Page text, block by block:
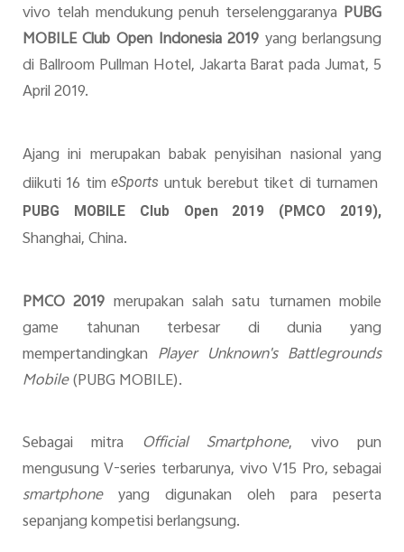
vivo telah mendukung penuh terselenggaranya PUBG
MOBILE Club Open Indonesia 2019 yang berlangsung
di Ballroom Pullman Hotel, Jakarta Barat pada Jumat, 5
April 2019.
Ajang ini merupakan babak penyisihan nasional yang
diikuti 16 timeSports untuk berebut tiket di turnamen
PUBG MOBILE Club Open 2019 (PMCO 2019),
Shanghai, China.
PMCO 2019 merupakan salah satu turnamen mobile
game tahunan terbesar di dunia yang
mempertandingkan Player Unknown's Battlegrounds
Mobile(PUBG MOBILE).
Sebagai mitra Official Smartphone, vivopun
mengusungV-series terbarunya, vivo V15 Pro, sebagai
smartphoneyang digunakan oleh para peserta
sepanjangkompetisiberlangsung.